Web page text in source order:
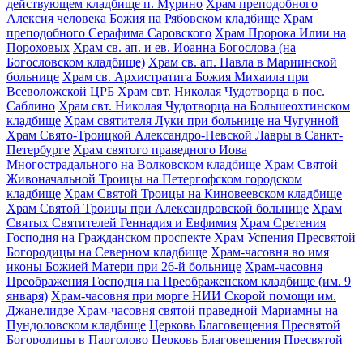
действующем кладбище п. Мурино Храм преподобного
Алексия человека Божия на Рябовском кладбище Храм
преподобного Серафима Саровского Храм Пророка Илии на
Пороховых Храм св. ап. и ев. Иоанна Богослова (на
Богословском кладбище) Храм св. ап. Павла в Мариинской
больнице Храм св. Архистратига Божия Михаила при
Всеволожской ЦРБ Храм свт. Николая Чудотворца в пос.
Саблино Храм свт. Николая Чудотворца на Большеохтинском
кладбище Храм святителя Луки при больнице на Чугунной
Храм Свято-Троицкой Александро-Невской Лавры в Санкт-
Петербурге Храм святого праведного Иова
Многострадального на Волковском кладбище Храм Святой
Живоначальной Троицы на Петергофском городском
кладбище Храм Святой Троицы на Киновеевском кладбище
Храм Святой Троицы при Александровской больнице Храм
Святых Святителей Геннадия и Евфимия Храм Сретения
Господня на Гражданском проспекте Храм Успения Пресвятой
Богородицы на Северном кладбище Храм-часовня во имя
иконы Божией Матери при 26-й больнице Храм-часовня
Преображения Господня на Преображенском кладбище (им. 9
января) Храм-часовня при морге НИИ Скорой помощи им.
Джанелидзе Храм-часовня святой праведной Мариамны на
Пундоловском кладбище Церковь Благовещения Пресвятой
Богородицы в Парголово Церковь Благовещения Пресвятой